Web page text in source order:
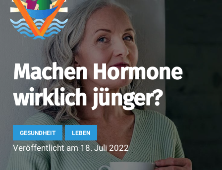
Machen Hormone
wirklich jünger?
GESUNDHEIT LEBEN
Veröffentlicht am18. Juli 2022